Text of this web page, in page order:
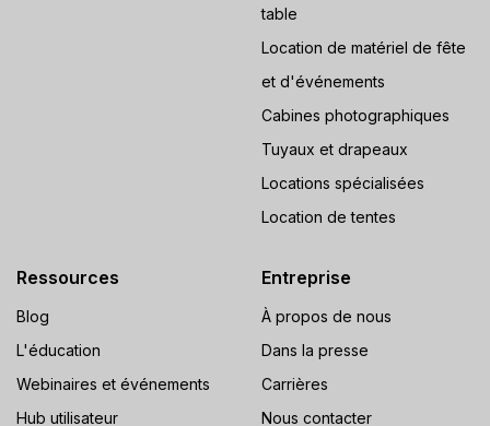
table
Location de matériel de fête
et d'événements
Cabines photographiques
Tuyaux et drapeaux
Locations spécialisées
Location de tentes
Ressources
Blog
L'éducation
Webinaires et événements
Hub utilisateur
Entreprise
À propos de nous
Dans la presse
Carrières
Nous contacter